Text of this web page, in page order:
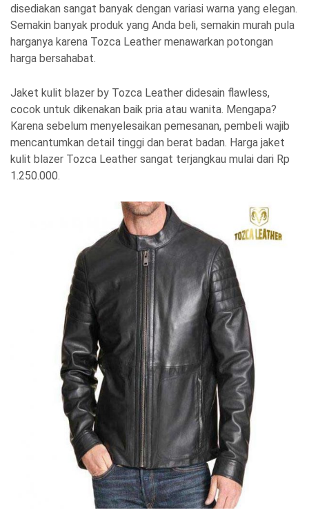
disediakan sangat banyak dengan variasi warna yang elegan.
Semakin banyak produk yang Anda beli, semakin murah pula
harganya karena Tozca Leather menawarkan potongan
harga bersahabat.
Jaket kulit blazer by Tozca Leather didesain flawless,
cocok untuk dikenakan baik pria atau wanita. Mengapa?
Karena sebelum menyelesaikan pemesanan, pembeli wajib
mencantumkan detail tinggi dan berat badan. Harga jaket
kulit blazer Tozca Leather sangat terjangkau mulai dari Rp
1.250.000.